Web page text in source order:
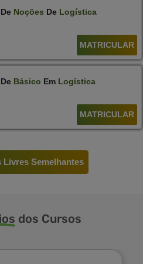
Noções De Logística
MATRICULAR
Básico Em Logística
MATRICULAR
Semelhantes
dos Cursos